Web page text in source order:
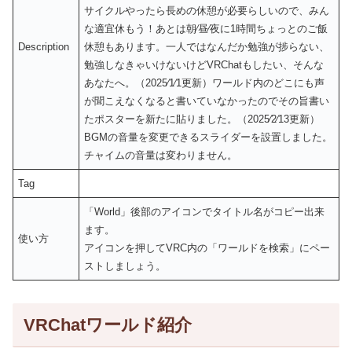
Description
サイクルやったら長めの休憩が必要らしいので、みん
な適宜休もう！あとは朝⁄昼⁄夜に1時間ちょっとのご飯
休憩もあります。一人ではなんだか勉強が捗らない、
勉強しなきゃいけないけどVRChatもしたい、そんな
あなたへ。（2025⁄1⁄1更新）ワールド内のどこにも声
が聞こえなくなると書いていなかったのでその旨書い
たポスターを新たに貼りました。（2025⁄2⁄13更新）
BGMの音量を変更できるスライダーを設置しました。
チャイムの音量は変わりません。
Tag
使い方
「World」後部のアイコンでタイトル名がコピー出来
ます。
アイコンを押してVRC内の「ワールドを検索」にペー
ストしましょう。
VRChatワールド紹介